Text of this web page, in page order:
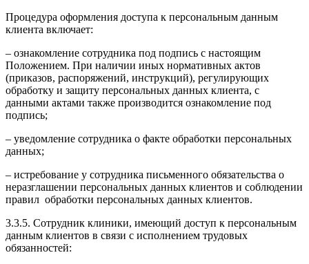
Процедура оформления доступа к персональным данным
клиента включает:
– ознакомление сотрудника под подпись с настоящим
Положением. При наличии иных нормативных актов
(приказов, распоряжений, инструкций), регулирующих
обработку и защиту персональных данных клиента, с
данными актами также производится ознакомление под
подпись;
– уведомление сотрудника о факте обработки персональных
данных;
– истребование у сотрудника письменного обязательства о
неразглашении персональных данных клиентов и соблюдении
правил обработки персональных данных клиентов.
3.3.5. Сотрудник клиники, имеющий доступ к персональным
данным клиентов в связи с исполнением трудовых
обязанностей: